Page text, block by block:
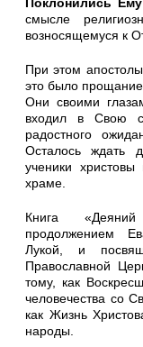
Поклонились Ему
смысле
возносящемуся к
При этом
это было
Они свои­ми
входил в Свою
радостного
Осталось ждать
ученики
храме.
Книга
продолжением
Лукой, и
Православной
тому, как
человечества со
как Жизнь
народы.